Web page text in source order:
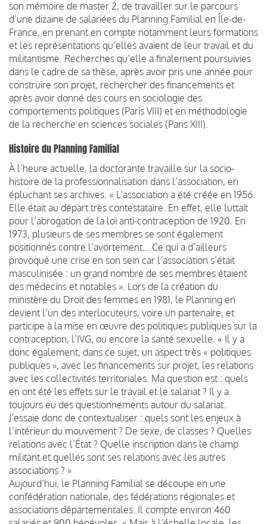
son mémoire de master 2, de travailler sur le parcours
d’une dizaine de salariées du Planning Familial en Île-de-
France, en prenant en compte notamment leurs formations
et les représentations qu’elles avaient de leur travail et du
militantisme. Recherches qu’elle a finalement poursuivies
dans le cadre de sa thèse, après avoir pris une année pour
construire son projet, rechercher des financements et
après avoir donné des cours en sociologie des
comportements politiques (Paris VIII) et en méthodologie
de la recherche en sciences sociales (Paris XIII).
Histoire du Planning Familial
À l’heure actuelle, la doctorante travaille sur la socio-
histoire de la professionnalisation dans l’association, en
épluchant ses archives. « L’association a été créée en 1956.
Elle était au départ très contestataire. En effet, elle luttait
pour l’abrogation de la loi anti-contraception de 1920. En
1973, plusieurs de ses membres se sont également
positionnés contre l’avortement… Ce qui a d’ailleurs
provoqué une crise en son sein car l’association s’était
masculinisée : un grand nombre de ses membres étaient
des médecins et notables ». Lors de la création du
ministère du Droit des femmes en 1981, le Planning en
devient l’un des interlocuteurs, voire un partenaire, et
participe à la mise en œuvre des politiques publiques sur la
contraception, l’IVG, ou encore la santé sexuelle. « Il y a
donc également, dans ce sujet, un aspect très « politiques
publiques », avec les financements sur projet, les relations
avec les collectivités territoriales. Ma question est : quels
en ont été les effets sur le travail et le salariat ? Il y a
toujours eu des questionnements autour du salariat.
J’essaie donc de contextualiser : quels sont les enjeux à
l’intérieur du mouvement ? De sexe, de classes ? Quelles
relations avec l’État ? Quelle inscription dans le champ
militant et quelles sont ses relations avec les autres
associations ? »
Aujourd’hui, le Planning Familial se découpe en une
confédération nationale, des fédérations régionales et
associations départementales. Il compte environ 460